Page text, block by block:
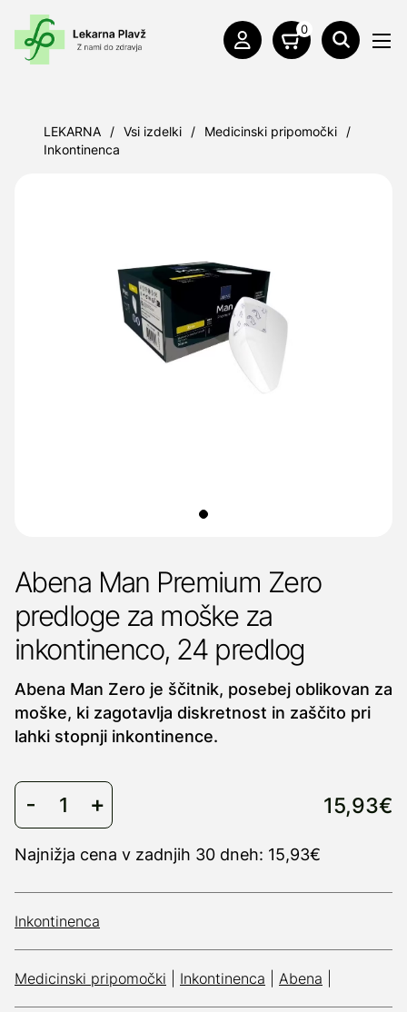
0
LEKARNA / Vsi izdelki / Medicinski pripomočki
/
Inkontinenca
Abena Man Premium Zero
predloge za moške za
inkontinenco, 24 predlog
Abena Man Zero je ščitnik, posebej oblikovan za
moške, ki zagotavlja diskretnost in zaščito pri
lahki stopnji inkontinence.
15,93€
Najnižja cena v zadnjih 30 dneh: 15,93€
Inkontinenca
Medicinski pripomočki Inkontinenca Abena